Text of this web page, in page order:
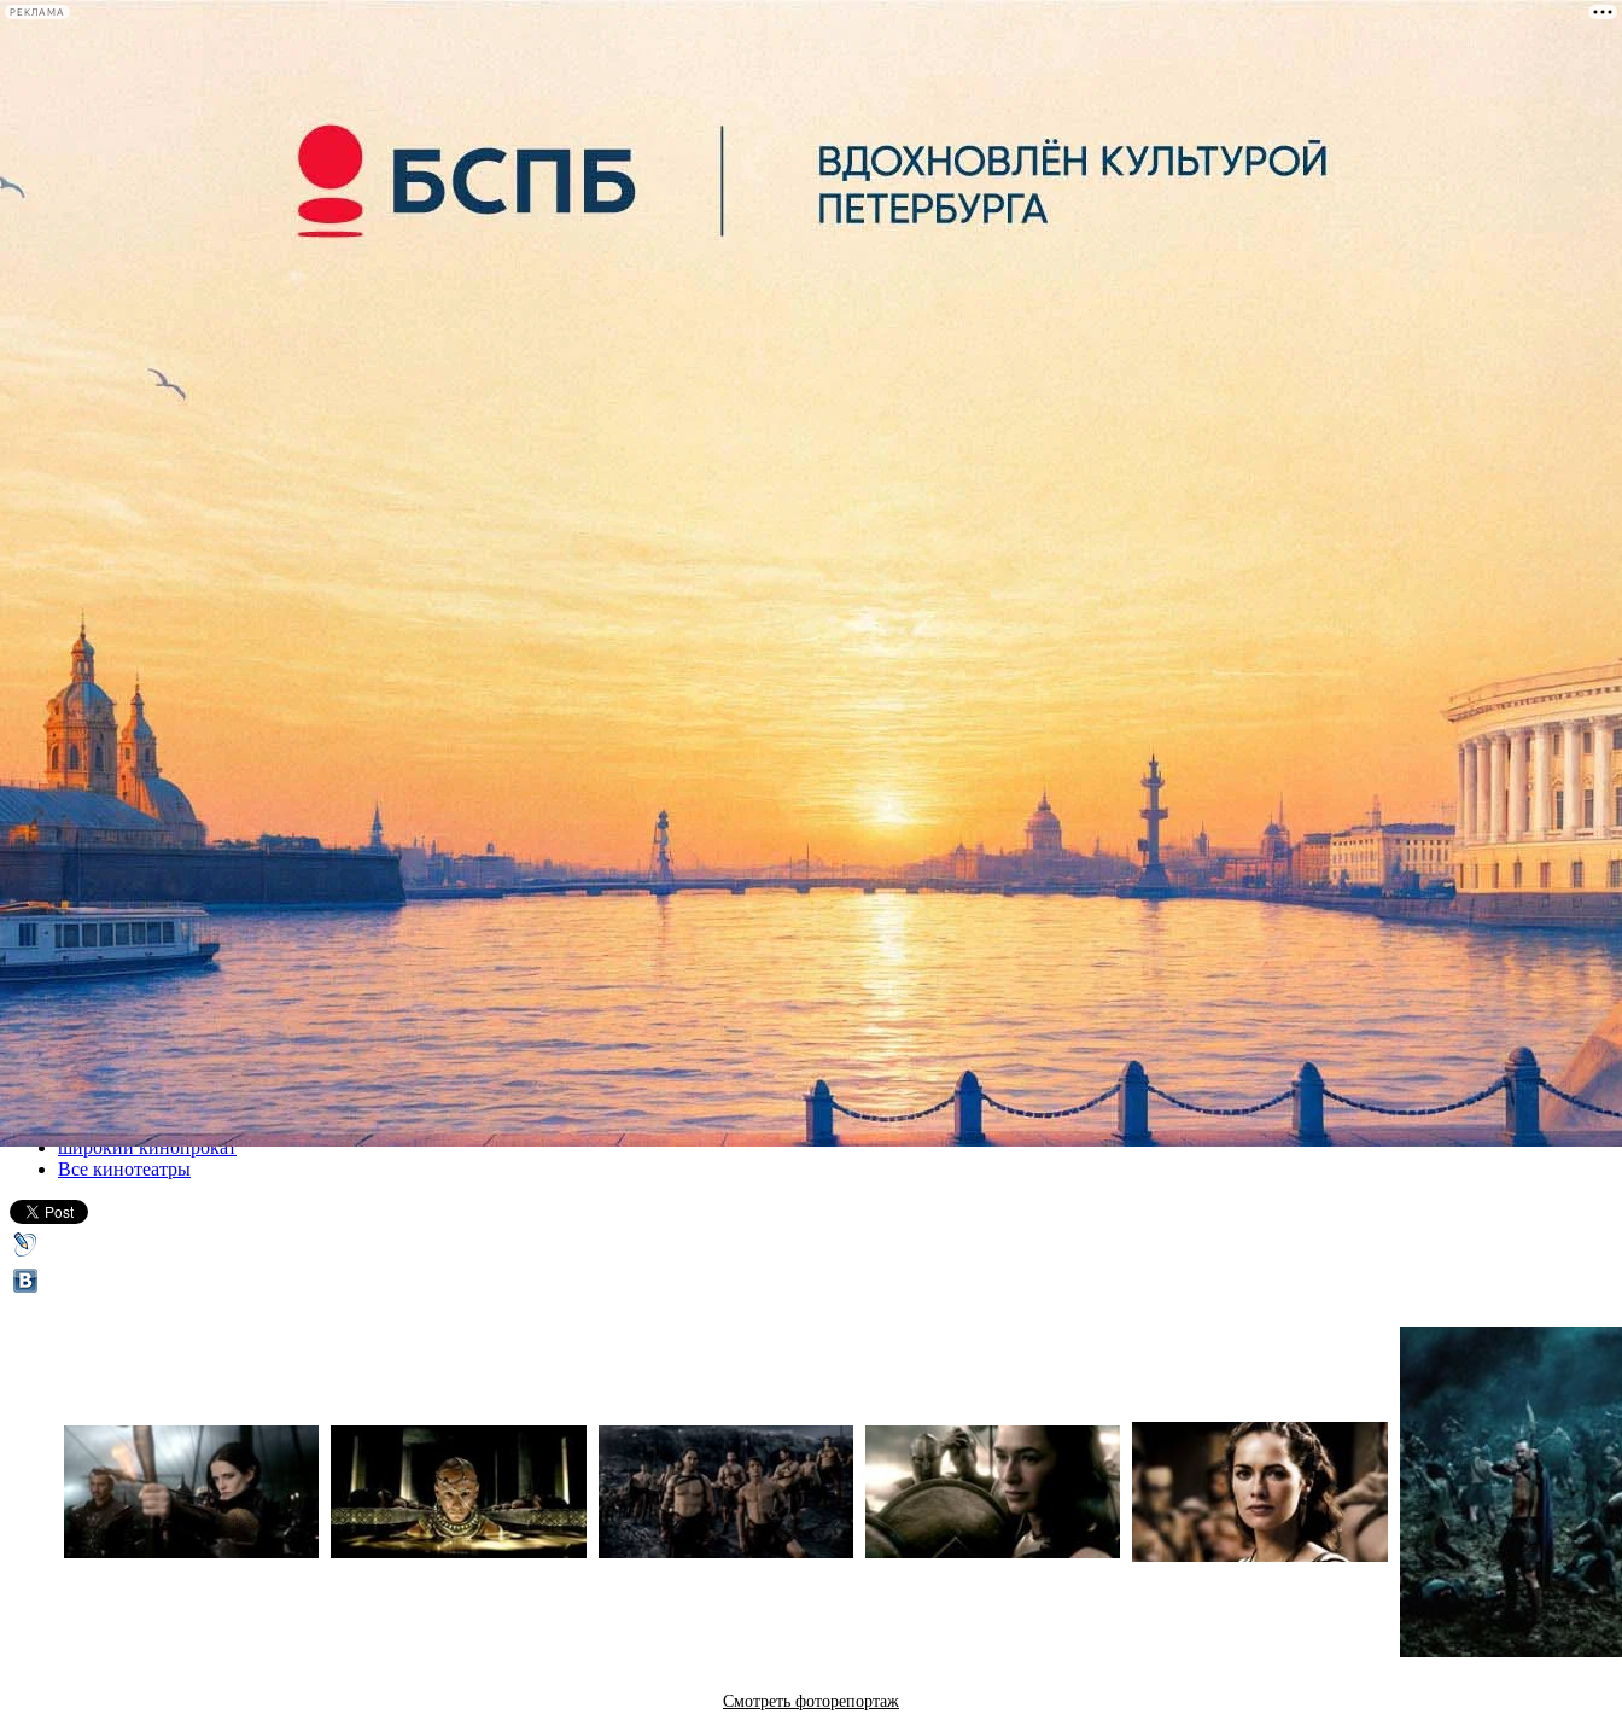
РЕКЛАМА
лекции
книги
Ева Грин и «300 спартанцев»
06 марта 2014, четверг-19 марта 2014, среда
Версия для печати
Все кино
широкий кинопрокат
Все кинотеатры
Смотреть фоторепортаж